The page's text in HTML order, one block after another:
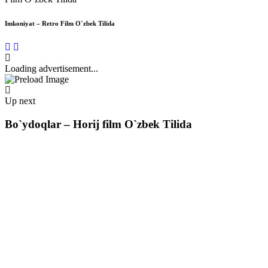
Imkoniyat – Retro Film O`zbek Tilida
Loading advertisement...
Up next
Bo`ydoqlar – Horij film O`zbek Tilida